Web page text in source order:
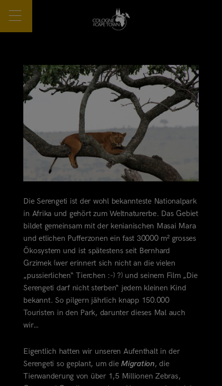
Die Serengeti ist der wohl bekannteste Nationalpark
in Afrika und gehört zum Weltnaturerbe. Das Gebiet
bildet gemeinsam mit der kenianischen Masai Mara
und etlichen Pufferzonen ein fast 30000 m² grosses
Ökosystem und ist spätestens seit Bernhard
Grzimek (wer erinnert sich nicht an die vielen
„pussierlichen“ Tierchen :-) ?) und seinem Film „Die
Serengeti darf nicht sterben“ jedem kleinen Kind
bekannt. So pilgern jährlich knapp 150.000
Touristen in den Park, darunter dieses Mal auch
wir…
Eigentlich hatten wir unseren Aufenthalt in der
Serengeti so geplant, um dieMigration, die
Tierwanderung von über 1,5 Millionen Zebras,